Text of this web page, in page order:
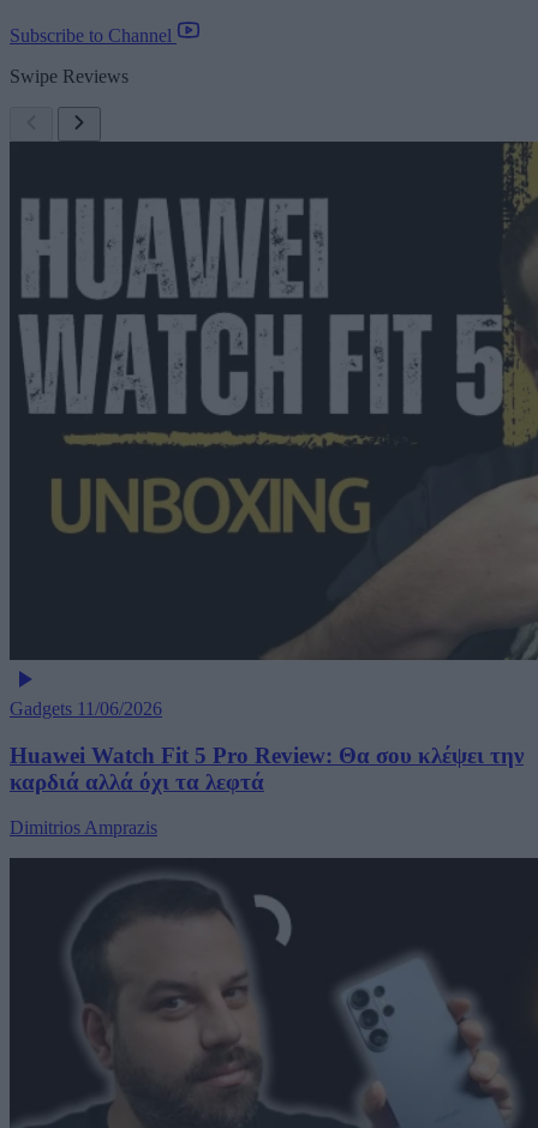
Subscribe to Channel
Swipe Reviews
Gadgets 11/06/2026
Huawei Watch Fit 5 Pro Review: Θα σου κλέψει την
καρδιά αλλά όχι τα λεφτά
Dimitrios Amprazis